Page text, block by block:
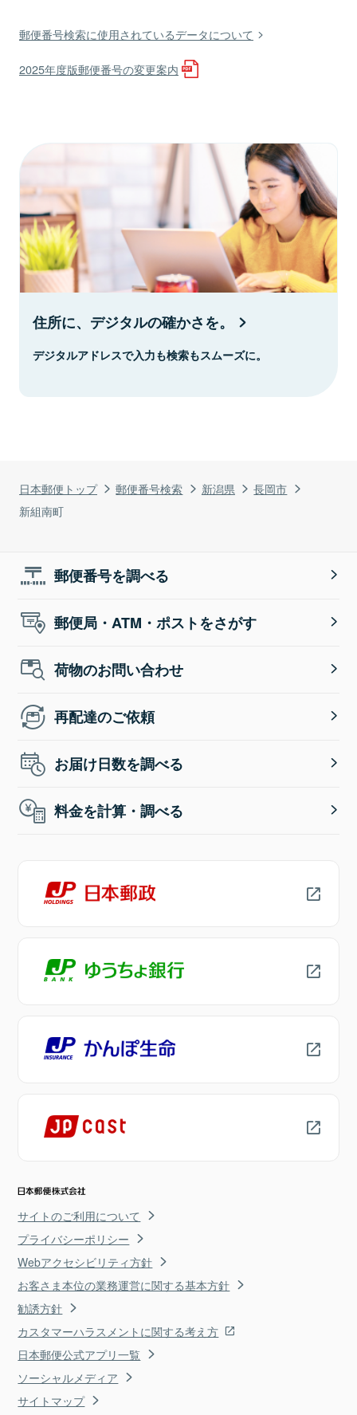
日本郵便トップ 郵便番号検索 新潟県
長岡市
新組南町
郵便番号検索に使用されているデータについて
2025年度版郵便番号の変更案内
住所に、デジタルの確かさを。
デジタルアドレスで入力も検索もスムーズに。
郵便番号を調べる
郵便局・ATM・ポストをさがす
荷物のお問い合わせ
再配達のご依頼
お届け日数を調べる
料金を計算・調べる
サイトのご利用について
プライバシーポリシー
Webアクセシビリティ方針
お客さま本位の業務運営に関する基本方針
勧誘方針
カスタマーハラスメントに関する考え方
日本郵便公式アプリ一覧
ソーシャルメディア
サイトマップ